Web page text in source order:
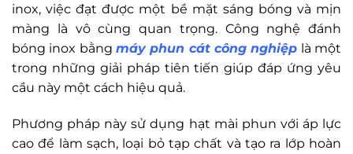
inox, việc đạt được một bề mặt sáng bóng và mịn
màng là vô cùng quan trọng. Công nghệ đánh
bóng inox bằng máy phun cát công nghiệp là một
trong những giải pháp tiên tiến giúp đáp ứng yêu
cầu này một cách hiệu quả.
Phương pháp này sử dụng hạt mài phun với áp lực
cao để làm sạch, loại bỏ tạp chất và tạo ra lớp hoàn